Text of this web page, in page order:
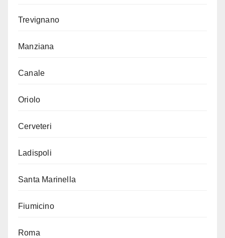
Trevignano
Manziana
Canale
Oriolo
Cerveteri
Ladispoli
Santa Marinella
Fiumicino
Roma